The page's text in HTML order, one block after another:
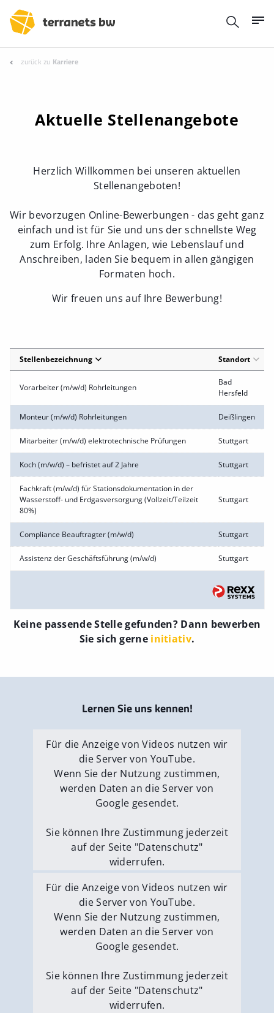
zurück zu Karriere
Aktuelle Stellenangebote
Herzlich Willkommen bei unseren aktuellen
Stellenangeboten!
Wir bevorzugen Online-Bewerbungen - das geht ganz
einfach und ist für Sie und uns der schnellste Weg
zum Erfolg. Ihre Anlagen, wie Lebenslauf und
Anschreiben, laden Sie bequem in allen gängigen
Formaten hoch.
Wir freuen uns auf Ihre Bewerbung!
Stellenbezeichnung Standort
Vorarbeiter (m/w/d) Rohrleitungen
Bad
Hersfeld
Monteur (m/w/d) Rohrleitungen Deißlingen
Mitarbeiter (m/w/d) elektrotechnische Prüfungen Stuttgart
Koch (m/w/d) – befristet auf 2 Jahre Stuttgart
Fachkraft (m/w/d) für Stationsdokumentation in der
Wasserstoff- und Erdgasversorgung (Vollzeit/Teilzeit
80%)
Stuttgart
Compliance Beauftragter (m/w/d) Stuttgart
Assistenz der Geschäftsführung (m/w/d) Stuttgart
Keine passende Stelle gefunden? Dann bewerben
Sie sich gerne initiativ.
Lernen Sie uns kennen!
Für die Anzeige von Videos nutzen wir
die Server von YouTube.
Wenn Sie der Nutzung zustimmen,
werden Daten an die Server von
Google gesendet.
Sie können Ihre Zustimmung jederzeit
auf der Seite "Datenschutz"
widerrufen.
Externe Medien erlauben
Für die Anzeige von Videos nutzen wir
die Server von YouTube.
Wenn Sie der Nutzung zustimmen,
werden Daten an die Server von
Google gesendet.
Sie können Ihre Zustimmung jederzeit
auf der Seite "Datenschutz"
widerrufen.